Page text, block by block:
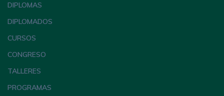
DIPLOMAS
DIPLOMADOS
CURSOS
CONGRESO
TALLERES
PROGRAMAS